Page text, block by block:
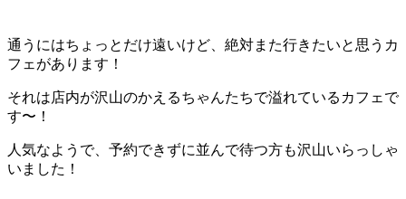
通うにはちょっとだけ遠いけど、絶対また行きたいと思うカ
フェがあります！
それは店内が沢山のかえるちゃんたちで溢れているカフェで
す〜！
人気なようで、予約できずに並んで待つ方も沢山いらっしゃ
いました！